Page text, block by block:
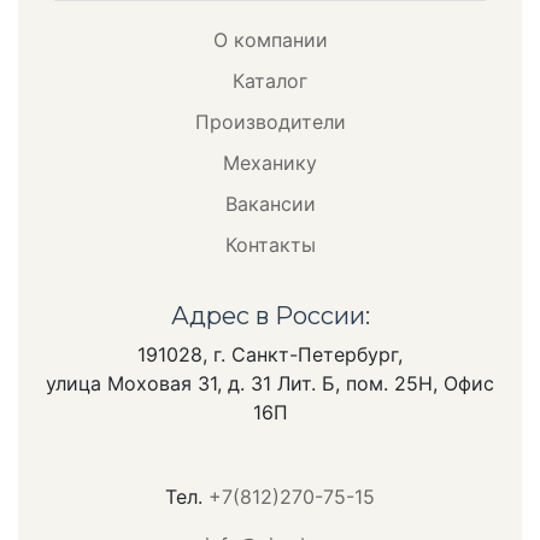
О компании
Каталог
Производители
Механику
Вакансии
Контакты
Адрес в России:
191028, г. Санкт-Петербург,
улица Моховая 31, д. 31 Лит. Б, пом. 25Н, Офис
16П
Тел. +7(812)270-75-15